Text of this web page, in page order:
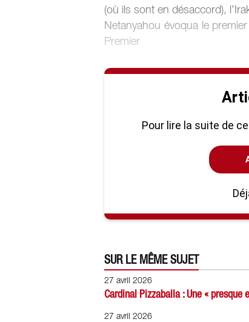
(où ils sont en désaccord),
Netanyahou évoqua le
Premier
Pour lire la suite de
SUR LE MÊME SUJET
27 avril 2026
Cardinal Pizzaballa : Une «
27 avril 2026